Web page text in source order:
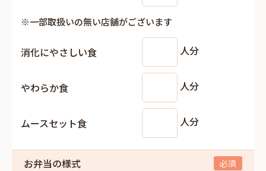
※一部取扱いの無い店舗がございます
消化にやさしい食 人分
やわらか食 人分
ムースセット食 人分
お弁当の様式